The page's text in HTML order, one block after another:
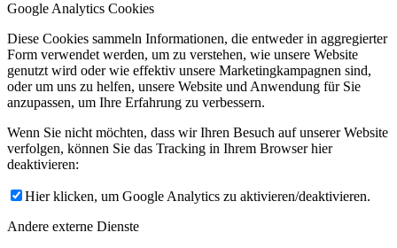
Google Analytics Cookies
Diese Cookies sammeln Informationen, die entweder in aggregierter
Form verwendet werden, um zu verstehen, wie unsere Website
genutzt wird oder wie effektiv unsere Marketingkampagnen sind,
oder um uns zu helfen, unsere Website und Anwendung für Sie
anzupassen, um Ihre Erfahrung zu verbessern.
Wenn Sie nicht möchten, dass wir Ihren Besuch auf unserer Website
verfolgen, können Sie das Tracking in Ihrem Browser hier
deaktivieren:
Hier klicken, um Google Analytics zu aktivieren/deaktivieren.
Andere externe Dienste